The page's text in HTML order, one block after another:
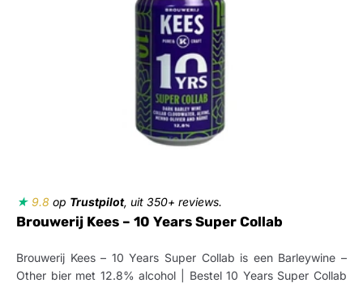
★ 9.8 op Trustpilot, uit 350+ reviews.
Brouwerij Kees – 10 Years Super Collab
Brouwerij Kees – 10 Years Super Collab is een Barleywine –
Other bier met 12.8% alcohol | Bestel 10 Years Super Collab